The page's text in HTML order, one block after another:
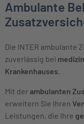
Ambulante
Die INTER ambulante
zuverlässig bei
Krankenhauses
Mit derambulanten
erweitern Sie Ihren
Leistungen, die Ihre